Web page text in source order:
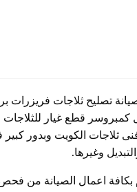
تصليح ثلاجات فريزرات
قطع غيار للثلاجات
الكويت وبدور كبير
وغيرها.
بكافة اعمال الصيانة من